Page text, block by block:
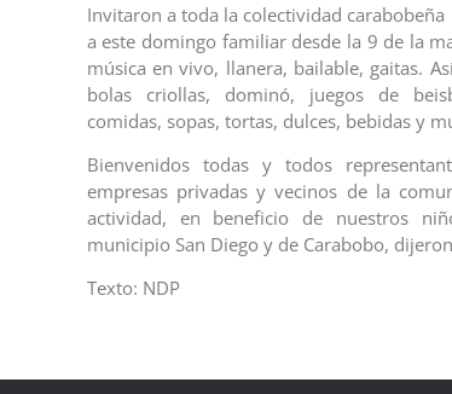
Invitaron a toda la colectividad
a este domingo familiar desde la 9 de la
música en vivo, llanera, bailable, gaitas.
bolas criollas, dominó, juegos de
comidas, sopas, tortas, dulces, bebidas y
Bienvenidos todas y todos
empresas privadas y vecinos de la
actividad, en beneficio de nuestros
municipio San Diego y de Carabobo,
Texto: NDP